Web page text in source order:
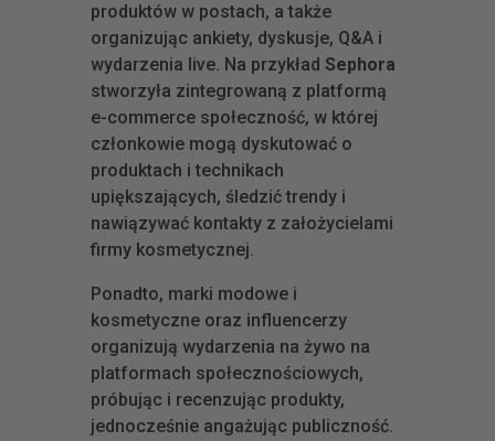
produktów w postach, a także
organizując ankiety, dyskusje, Q&A i
wydarzenia live. Na przykład Sephora
stworzyła zintegrowaną z platformą
e-commerce społeczność, w której
członkowie mogą dyskutować o
produktach i technikach
upiększających, śledzić trendy i
nawiązywać kontakty z założycielami
firmy kosmetycznej.
Ponadto, marki modowe i
kosmetyczne oraz influencerzy
organizują wydarzenia na żywo na
platformach społecznościowych,
próbując i recenzując produkty,
jednocześnie angażując publiczność.